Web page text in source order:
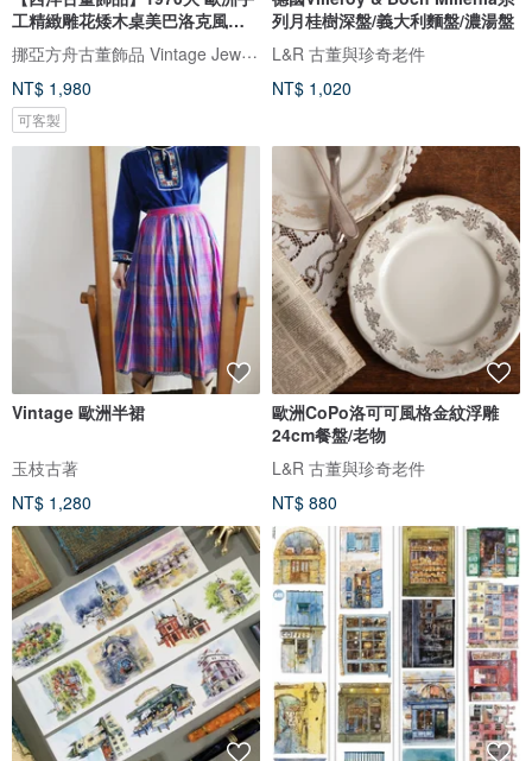
工精緻雕花矮木桌美巴洛克風木
桌
挪亞方舟古董飾品 Vintage Jewelry
NT$ 1,980
可客製
列月桂樹深盤/義大利麵盤/濃湯盤
L&R 古董與珍奇老件
NT$ 1,020
Vintage 歐洲半裙
玉枝古著
NT$ 1,280
歐洲CoPo洛可可風格金紋浮雕
24cm餐盤/老物
L&R 古董與珍奇老件
NT$ 880